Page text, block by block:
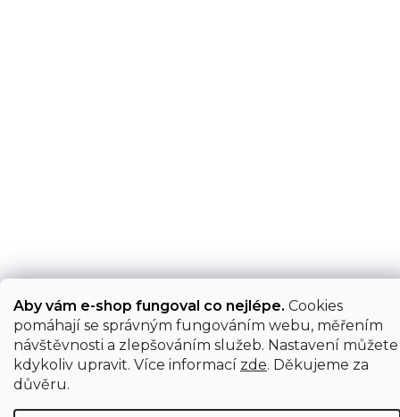
Aby vám e-shop fungoval co nejlépe. Cookies
pomáhají se správným fungováním webu, měřením
návštěvnosti a zlepšováním služeb. Nastavení můžete
kdykoliv upravit. Více informací zde. Děkujeme za
důvěru.